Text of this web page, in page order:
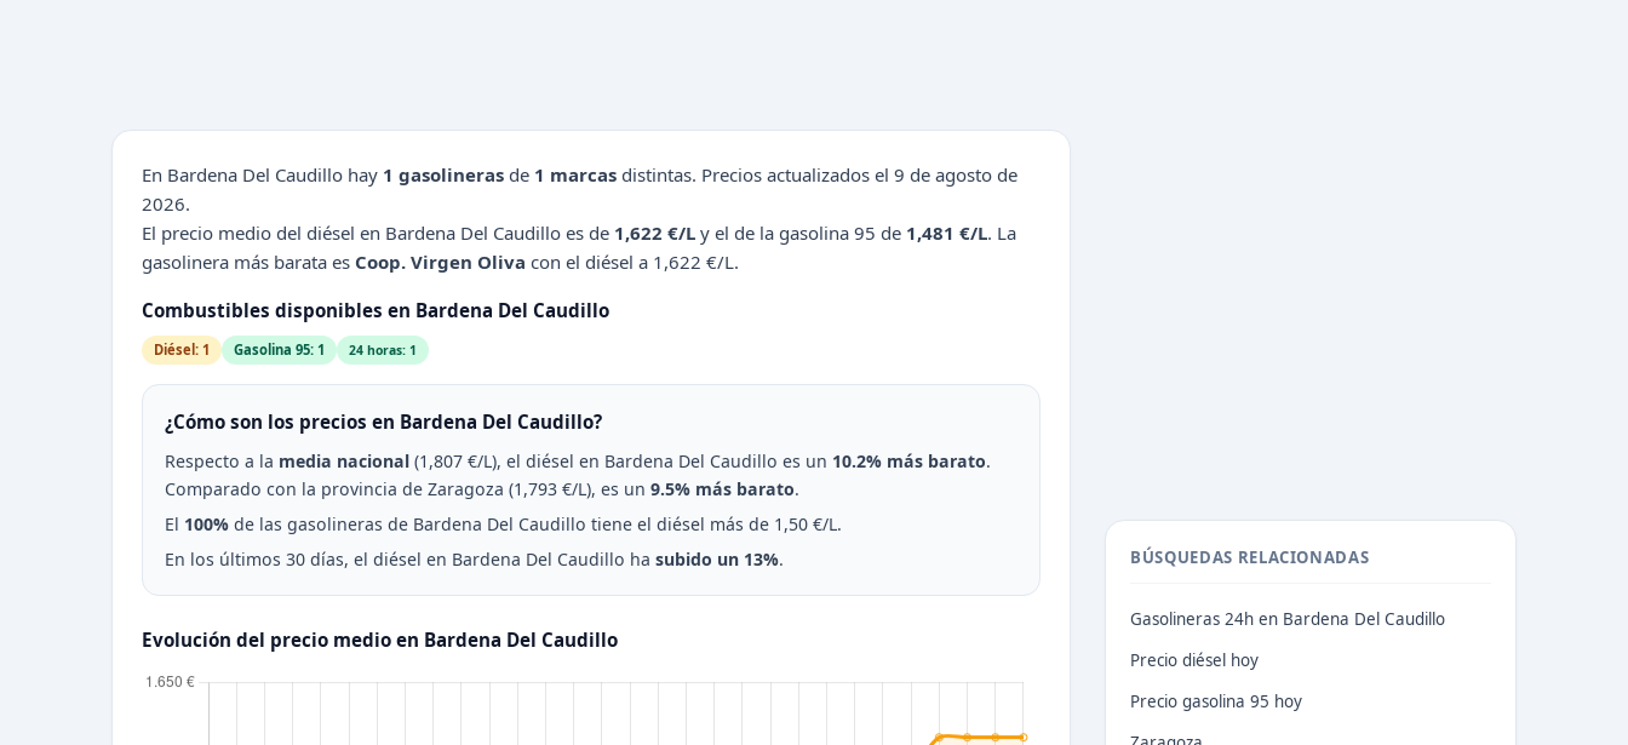
En Bardena Del Caudillo hay 1 gasolineras de 1 marcas distintas. Precios actualizados el 9 de agosto de
2026.
El precio medio del diésel en Bardena Del Caudillo es de 1,622 €/L y el de la gasolina 95 de 1,481 €/L. La
gasolinera más barata es Coop. Virgen Oliva con el diésel a 1,622 €/L.
Combustibles disponibles en Bardena Del Caudillo
Diésel: 1 Gasolina 95: 1 24 horas: 1
¿Cómo son los precios en Bardena Del Caudillo?
Respecto a la media nacional (1,807 €/L), el diésel en Bardena Del Caudillo es un 10.2% más barato.
Comparado con la provincia de Zaragoza (1,793 €/L), es un 9.5% más barato.
El 100% de las gasolineras de Bardena Del Caudillo tiene el diésel más de 1,50 €/L.
En los últimos 30 días, el diésel en Bardena Del Caudillo ha subido un 13%.
Evolución del precio medio en Bardena Del Caudillo
BÚSQUEDAS RELACIONADAS
Gasolineras 24h en Bardena Del Caudillo
Precio diésel hoy
Precio gasolina 95 hoy